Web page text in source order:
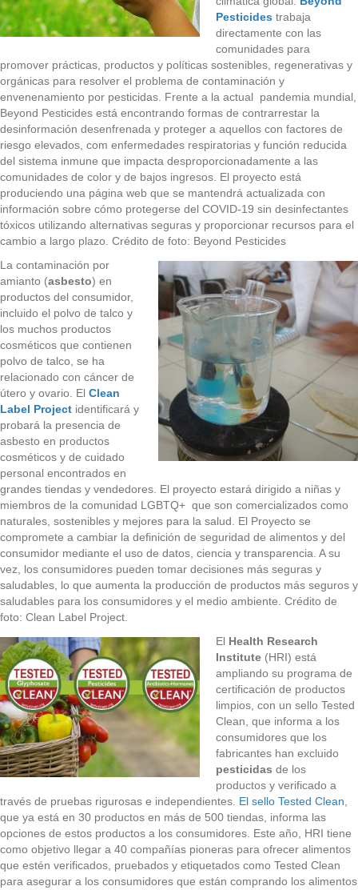
Pesticides trabaja
directamente con las
comunidades para
promover prácticas, productos y políticas sostenibles, regenerativas y
orgánicas para resolver el problema de contaminación y
envenenamiento por pesticidas. Frente a la actual pandemia mundial,
Beyond Pesticides está encontrando formas de contrarrestar la
desinformación desenfrenada y proteger a aquellos con factores de
riesgo elevados, com enfermedades respiratorias y función reducida
del sistema inmune que impacta desproporcionadamente a las
comunidades de color y de bajos ingresos. El proyecto está
produciendo una página web que se mantendrá actualizada con
información sobre cómo protegerse del COVID-19 sin desinfectantes
tóxicos utilizando alternativas seguras y proporcionar recursos para el
cambio a largo plazo. Crédito de foto: Beyond Pesticides
La contaminación por
amianto (asbesto) en
productos del consumidor,
incluido el polvo de talco y
los muchos productos
cosméticos que contienen
polvo de talco, se ha
relacionado con cáncer de
útero y ovario. El Clean
Label Project identificará y
probará la presencia de
asbesto en productos
cosméticos y de cuidado
personal encontrados en
grandes tiendas y vendedores. El proyecto estará dirigido a niñas y
miembros de la comunidad LGBTQ+ que son comercializados como
naturales, sostenibles y mejores para la salud. El Proyecto se
compromete a cambiar la definición de seguridad de alimentos y del
consumidor mediante el uso de datos, ciencia y transparencia. A su
vez, los consumidores pueden tomar decisiones más seguras y
saludables, lo que aumenta la producción de productos más seguros y
saludables para los consumidores y el medio ambiente. Crédito de
foto: Clean Label Project.
El Health Research
Institute (HRI) está
ampliando su programa de
certificación de productos
limpios, con un sello Tested
Clean, que informa a los
consumidores que los
fabricantes han excluido
pesticidas de los
productos y verificado a
través de pruebas rigurosas e independientes. El sello Tested Clean,
que ya está en 30 productos en más de 500 tiendas, informa las
opciones de estos productos a los consumidores. Este año, HRI tiene
como objetivo llegar a 40 compañías pioneras para ofrecer alimentos
que estén verificados, pruebados y etiquetados como Tested Clean
para asegurar a los consumidores que están comprando los alimentos